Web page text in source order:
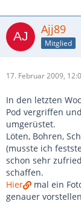
Ajj89
Mitglied
17. Februar 2009,
In den letzten
Pod vergriffen
umgerüstet.
Löten, Bohren,
(musste ich
schon sehr
schaffen.
Hier
mal ein
genauer